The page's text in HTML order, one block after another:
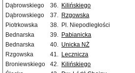
Dąbrowskiego
36. Kilińskiego
Dąbrowskiego
37. Rzgowska
Piotrkowska
38. Pl. Niepodległości
Bednarska
39. Pabianicka
Bednarska
40. Unicka NŻ
Rzgowska
41. Lecznicza
Broniewskiego
42. Kilińskiego